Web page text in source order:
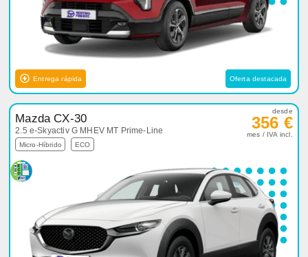
Entrega rápida Oferta destacada
Mazda CX-30
2.5 e-Skyactiv G MHEV MT Prime-Line
Micro-Híbrido ECO
desde
356 €
mes / IVA incl.